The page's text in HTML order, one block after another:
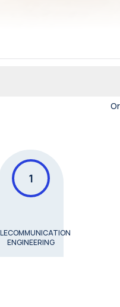
1
ENGINEERING